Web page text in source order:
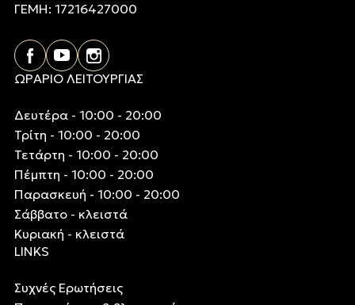
ΓΕΜΗ: 17216427000
ΩΡΑΡΙΟ ΛΕΙΤΟΥΡΓΙΑΣ
Δευτέρα - 10:00 - 20:00
Τρίτη - 10:00 - 20:00
Τετάρτη - 10:00 - 20:00
Πέμπτη - 10:00 - 20:00
Παρασκευή - 10:00 - 20:00
Σάββατο - κλειστά
Κυριακή - κλειστά
LINKS
Συχνές Ερωτήσεις